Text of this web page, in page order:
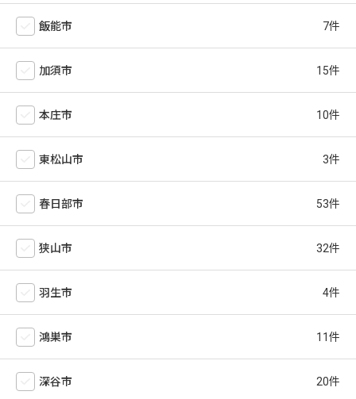
飯能市
加須市
本庄市
東松山市
春日部市
狭山市
羽生市
鴻巣市
深谷市